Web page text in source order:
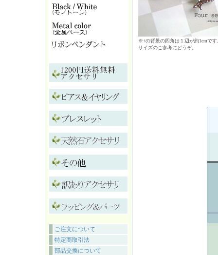
ご注文について
特定商取引法
部品交換について
※↑の背景の四角は１辺が約1cmです
サイズのご参考にどうぞ。